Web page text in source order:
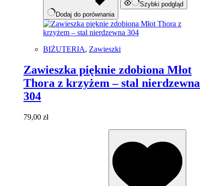
Dodaj do porównania
Szybki podgląd
BIŻUTERIA, Zawieszki
Zawieszka pięknie zdobiona Młot
Thora z krzyżem – stal nierdzewna
304
79,00 zł